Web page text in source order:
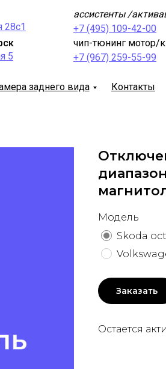
28с1
5
ассистенты /
+7 (495) 109-42-00
чип-тюнинг мотор/
+7 (967) 259-55-99
заднего вида Контакты
Модель
Skoda
Заказать
Остается